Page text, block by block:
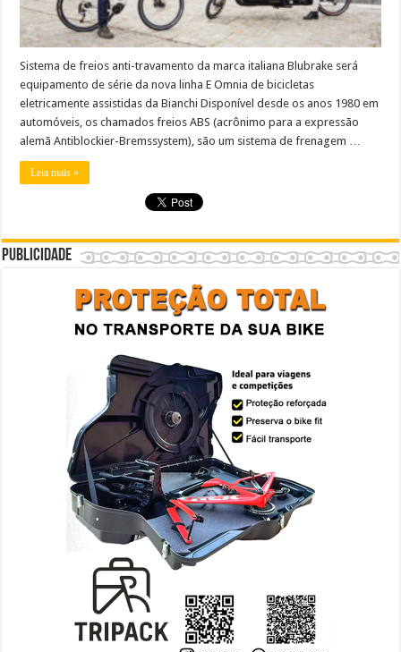
Sistema de freios anti-travamento da marca italiana Blubrake será
equipamento de série da nova linha E Omnia de bicicletas
eletricamente assistidas da Bianchi Disponível desde os anos 1980 em
automóveis, os chamados freios ABS (acrônimo para a expressão
alemã Antiblockier-Bremssystem), são um sistema de frenagem …
Leia mais »
Publicidade